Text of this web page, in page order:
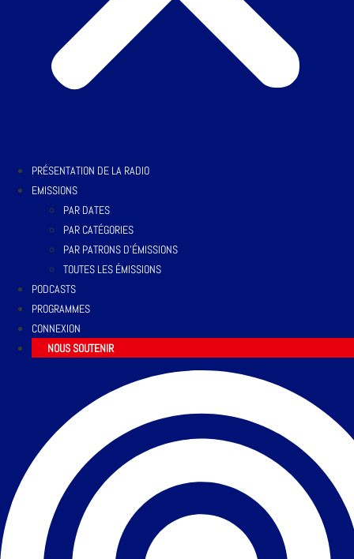
PRÉSENTATION DE LA RADIO
EMISSIONS
PAR DATES
PAR CATÉGORIES
PAR PATRONS D’ÉMISSIONS
TOUTES LES ÉMISSIONS
PODCASTS
PROGRAMMES
CONNEXION
NOUS SOUTENIR